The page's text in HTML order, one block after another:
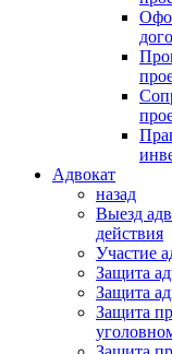
Адвокат
назад
Выезд
действия
Участие
Защита
Защита
Защита